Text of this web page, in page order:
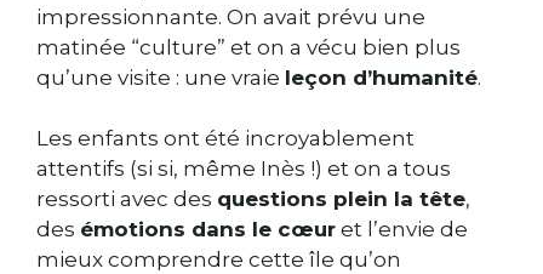
impressionnante. On avait prévu une
matinée “culture” et on a vécu bien plus
qu’une visite : une vraie leçon d’humanité.
Les enfants ont été incroyablement
attentifs (si si, même Inès !) et on a tous
ressorti avec des questions plein la tête,
des émotions dans le cœur et l’envie de
mieux comprendre cette île qu’on